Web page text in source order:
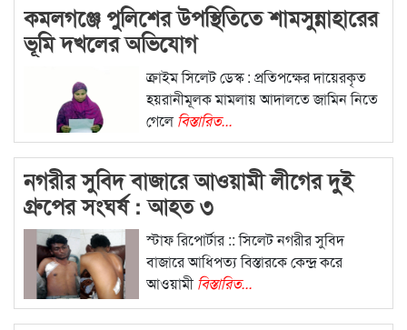
কমলগঞ্জে পুলিশের উপস্থিতিতে শামসুন্নাহারের
ভূমি দখলের অভিযোগ
ক্রাইম সিলেট ডেস্ক : প্রতিপক্ষের দায়েরকৃত
হয়রানীমূলক মামলায় আদালতে জামিন নিতে
গেলেবিস্তারিত...
নগরীর সুবিদ বাজারে আওয়ামী লীগের দুই
গ্রুপের সংঘর্ষ : আহত ৩
স্টাফ রিপোর্টার :: সিলেট নগরীর সুবিদ
বাজারে আধিপত্য বিস্তারকে কেন্দ্র করে
আওয়ামীবিস্তারিত...